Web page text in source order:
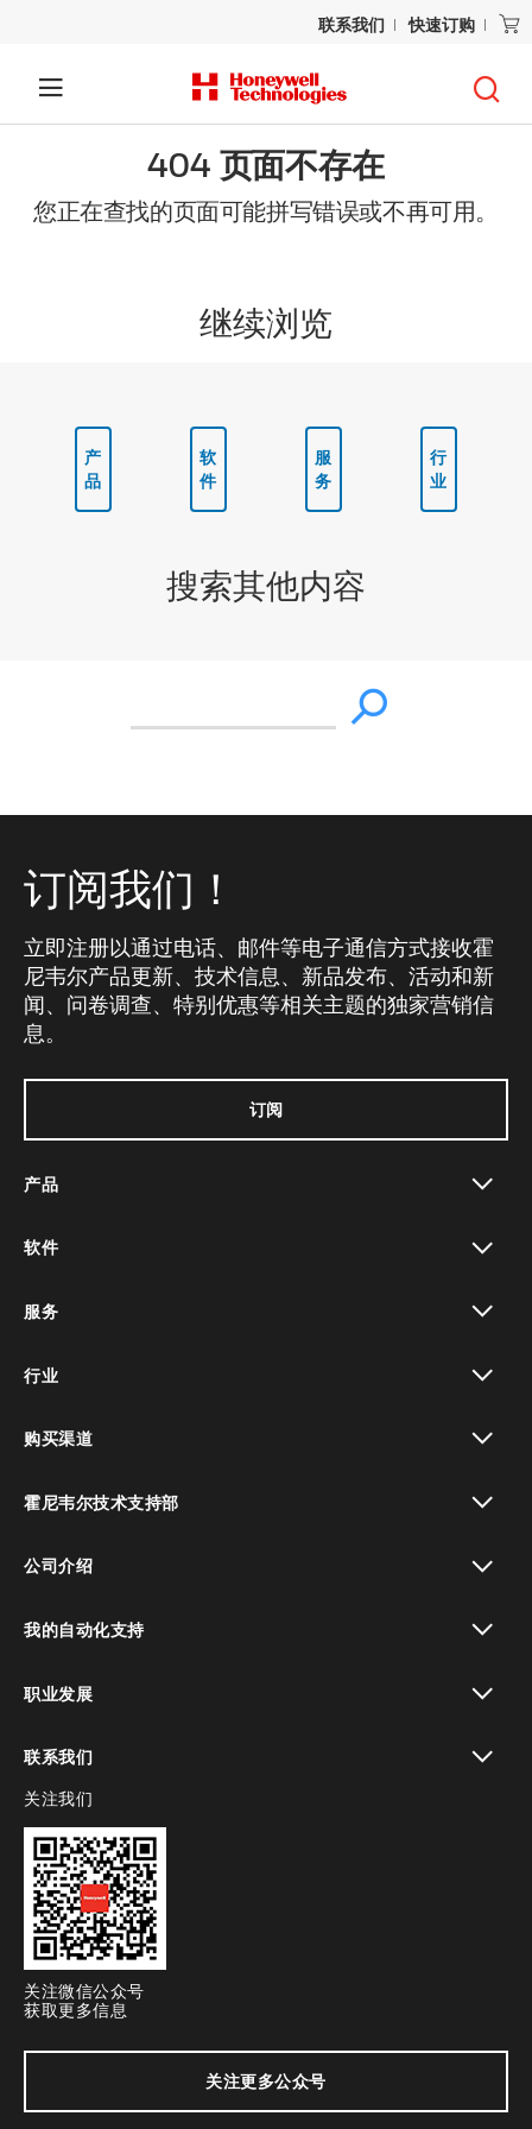
联系我们 快速订购
404 页面不存在
您正在查找的页面可能拼写错误或不再可用。
继续浏览
产
品
软
件
服
务
行
业
搜索其他内容
订阅我们！
立即注册以通过电话、邮件等电子通信方式接收霍
尼韦尔产品更新、技术信息、新品发布、活动和新
闻、问卷调查、特别优惠等相关主题的独家营销信
息。
订阅
产品
软件
服务
行业
购买渠道
霍尼韦尔技术支持部
公司介绍
我的自动化支持
职业发展
联系我们
toggle view
关注我们
关注微信公众号
获取更多信息
关注更多公众号